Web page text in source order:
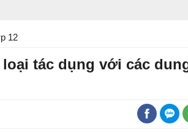
12
tác dụng với các